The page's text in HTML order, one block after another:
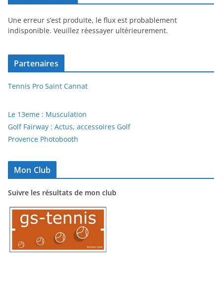
Une erreur s’est produite, le flux est probablement
indisponible. Veuillez réessayer ultérieurement.
Partenaires
Tennis Pro Saint Cannat
Le 13eme : Musculation
Golf Fairway : Actus, accessoires Golf
Provence Photobooth
Mon Club
Suivre les résultats de mon club